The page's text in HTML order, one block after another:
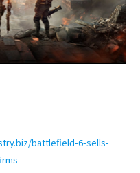
battlefield-6-sells-